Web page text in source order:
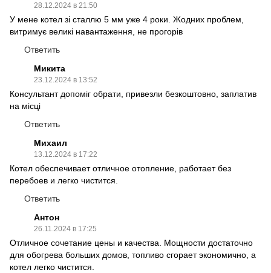
28.12.2024 в 21:50
У мене котел зі сталлю 5 мм уже 4 роки. Жодних проблем,
витримує великі навантаження, не прогорів
Ответить
Микита
23.12.2024 в 13:52
Консультант допоміг обрати, привезли безкоштовно, заплатив
на місці
Ответить
Михаил
13.12.2024 в 17:22
Котел обеспечивает отличное отопление, работает без
перебоев и легко чистится.
Ответить
Антон
26.11.2024 в 17:25
Отличное сочетание цены и качества. Мощности достаточно
для обогрева больших домов, топливо сгорает экономично, а
котел легко чистится.